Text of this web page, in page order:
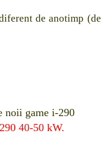
de anotimp (de
noii game i-290
40-50 kW.